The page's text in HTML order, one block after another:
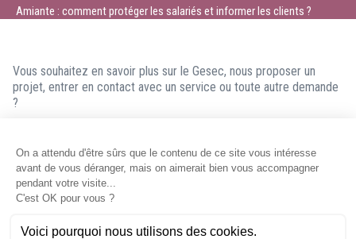
Amiante : comment protéger les salariés et informer les clients ?
Vous souhaitez en savoir plus sur le Gesec, nous proposer un
projet, entrer en contact avec un service ou toute autre demande
?
répondre dans les meilleurs délais.